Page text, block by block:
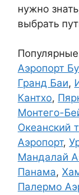
нужно
выбрать
Аэропорт
Гранд Баи,
Кантхо,
Монтего-
Океанский
Аэропорт,
Мандалай
Панама,
Палермо